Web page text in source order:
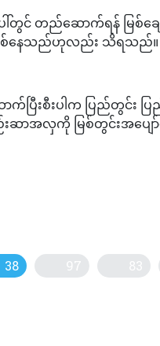
ါ်တွင် တည်ဆောက်ရန် မြစ်ခ
စစ်နေသည်ဟုလည်း သိရသည်။
ပြီးစီးပါက ပြည်တွင်း
းဆာအလှကို မြစ်တွင်းအပျေ
38 97 83
ော ဒေသအချို့၌ မိုဘိုင်းလ်ဖုန်းရှိ
ပရော်ဂျက်မရလိုက်၍ ဆေးခါးက